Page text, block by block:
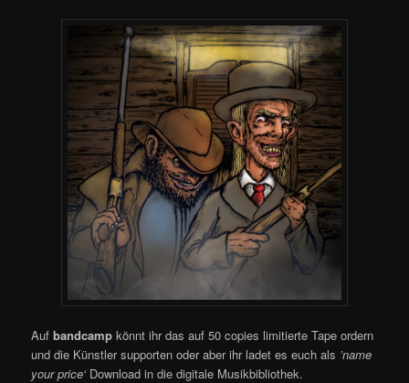
Aufbandcamp könnt ihr das auf 50 copies limitierte Tape ordern
und die Künstler supporten oder aber ihr ladet es euch als ’name
your price‘Download in die digitale Musikbibliothek.